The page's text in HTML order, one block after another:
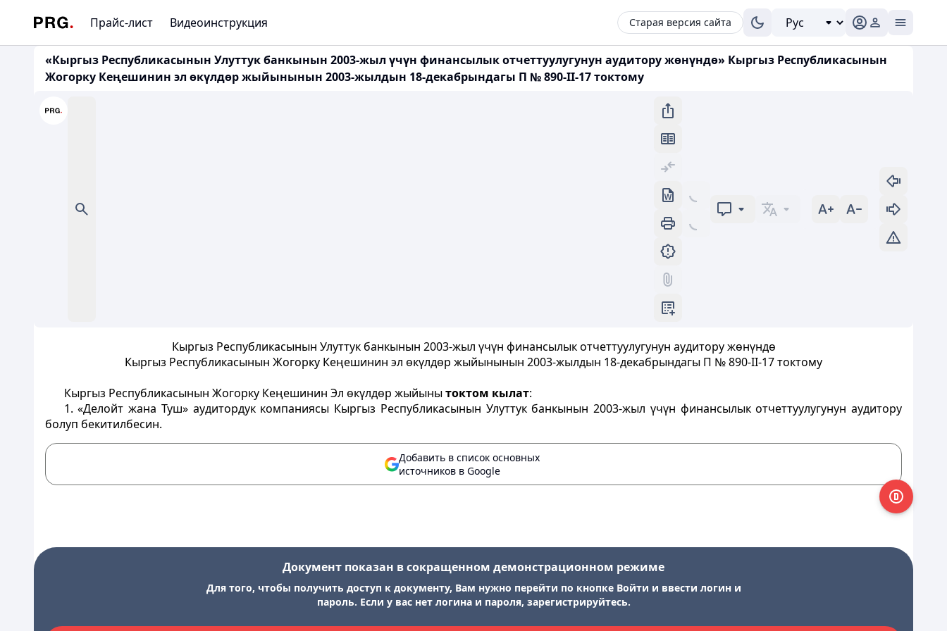
Прайс-лист Видеоинструкция Старая версия сайта
«Кыргыз Республикасынын Улуттук банкынын 2003-жыл үчүн финансылык отчеттуулугунун аудитору жөнүндө» Кыргыз Республикасынын
Жогорку Кеңешинин эл өкүлдөр жыйынынын 2003-жылдын 18-декабрындагы П № 890-II-17 токтому
Кыргыз Республикасынын Улуттук банкынын 2003-жыл үчүн финансылык отчеттуулугунун аудитору жөнүндө
Кыргыз Республикасынын Жогорку Кеңешинин эл өкүлдөр жыйынынын 2003-жылдын 18-декабрындагы П № 890-II-17 токтому
Кыргыз Республикасынын Жогорку Кеңешинин Эл өкүлдөр жыйынытоктом кылат:
1. «Делойт жана Туш» аудитордук компаниясы Кыргыз Республикасынын Улуттук банкынын 2003-жыл үчүн финансылык отчеттуулугунун аудитору
болуп бекитилбесин.
Добавить в список основных
источников в Google
Документ показан в сокращенном демонстрационном режиме
Для того, чтобы получить доступ к документу, Вам нужно перейти по кнопке Войти и ввести логин и
пароль. Если у вас нет логина и пароля, зарегистрируйтесь.